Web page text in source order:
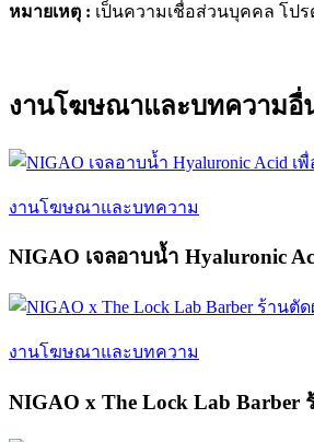
หมายเหตุ : เป็นความเชื่อส่วนบุคคล โ
งานโฆษณาและบทความอื่
งานโฆษณาและบทความ
NIGAO เจลอาบน้ำ Hyaluronic
งานโฆษณาและบทความ
NIGAO x The Lock Lab Barber